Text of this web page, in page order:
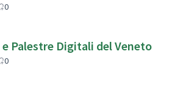
0
Palestre Digitali del Veneto
0